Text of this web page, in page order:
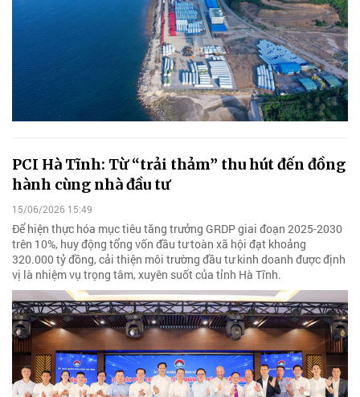
PCI Hà Tĩnh: Từ “trải thảm” thu hút đến đồng
hành cùng nhà đầu tư
15/06/2026 15:49
Để hiện thực hóa mục tiêu tăng trưởng GRDP giai đoạn 2025-2030
trên 10%, huy động tổng vốn đầu tư toàn xã hội đạt khoảng
320.000 tỷ đồng, cải thiện môi trường đầu tư kinh doanh được định
vị là nhiệm vụ trọng tâm, xuyên suốt của tỉnh Hà Tĩnh.